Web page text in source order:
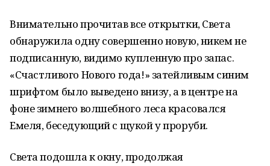
Внимательно прочитав все открытки, Света
обнаружила одну совершенно новую, никем не
подписанную, видимо купленную про запас.
«Счастливого Нового года!» затейливым синим
шрифтом было выведено внизу, а в центре на
фоне зимнего волшебного леса красовался
Емеля, беседующий с щукой у проруби.
Света подошла к окну, продолжая